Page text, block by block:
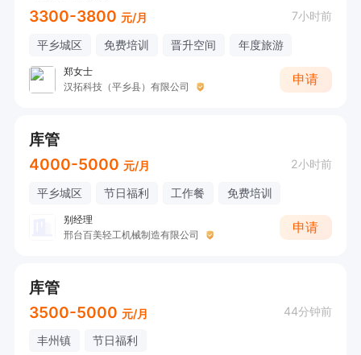
3300-3800 元/月 7小时前
平乡城区 免费培训 晋升空间 年度旅游
郑女士
汉拓科技（平乡县）有限公司
申请
库管
4000-5000 元/月 2小时前
平乡城区 节日福利 工作餐 免费培训
别经理
邢台百美轻工机械制造有限公司
申请
库管
3500-5000 元/月 44分钟前
丰州镇 节日福利